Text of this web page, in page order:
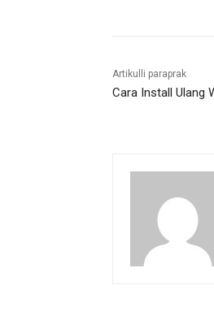
Artikulli paraprak
Cara Install Ulang